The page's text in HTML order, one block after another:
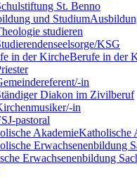
St. Benno
studieren
KSG
Berufe in der
in
Diakon im Zivilberuf
in
pastoral
Katholische
Erwachsenenbildung